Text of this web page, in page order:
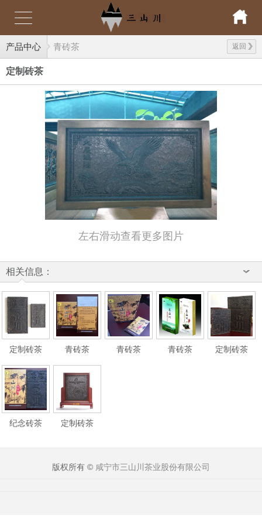
产品中心 返回
青砖茶
定制砖茶
左右滑动查看更多图片
相关信息：
定制砖茶 青砖茶 青砖茶 青砖茶 定制砖茶
纪念砖茶 定制砖茶
版权所有 © 咸宁市三山川茶业股份有限公司